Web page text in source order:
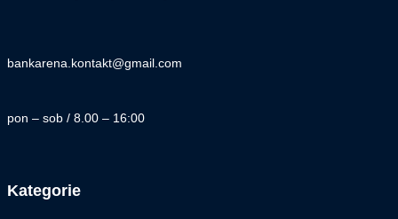
bankarena.kontakt@gmail.com
pon – sob / 8.00 – 16:00
Kategorie